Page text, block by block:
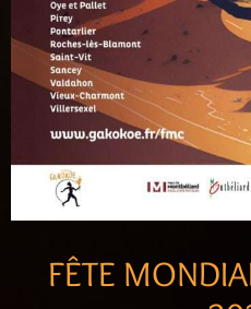
FÊTE